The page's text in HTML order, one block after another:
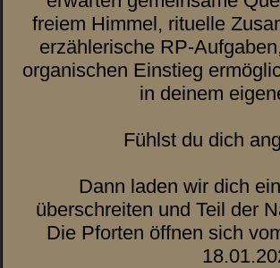
freiem Himmel, rituelle
erzählerische RP-
organischen Einstieg
in deinem
Fühlst du dich
Dann laden wir dich
überschreiten und Teil der
Die Pforten öffnen sich